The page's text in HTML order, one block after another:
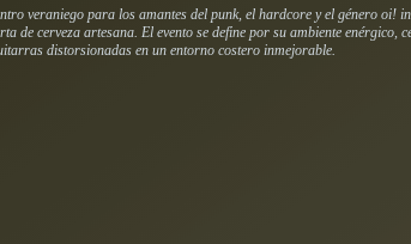
veraniego para los amantes del punk, el hardcore y el género oi!
cerveza artesana. El evento se define por su ambiente enérgico,
distorsionadas en un entorno costero inmejorable.